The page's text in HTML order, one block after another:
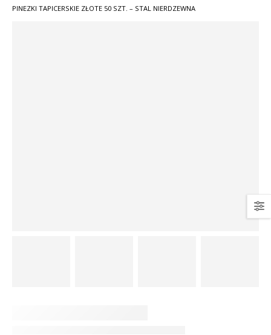
PINEZKI TAPICERSKIE ZŁOTE 50 SZT. – STAL NIERDZEWNA